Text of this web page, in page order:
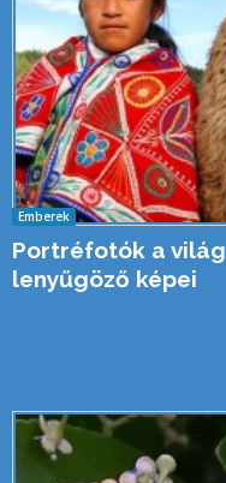
Emberek
Portréfotók a
lenyűgöző képei